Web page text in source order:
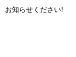
お知らせください!